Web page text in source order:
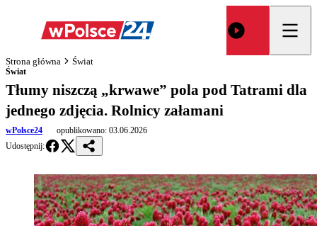
Strona główna Świat
Świat
Tłumy niszczą „krwawe” pola pod Tatrami dla
jednego zdjęcia. Rolnicy załamani
wPolsce24 opublikowano: 03.06.2026
Udostępnij: